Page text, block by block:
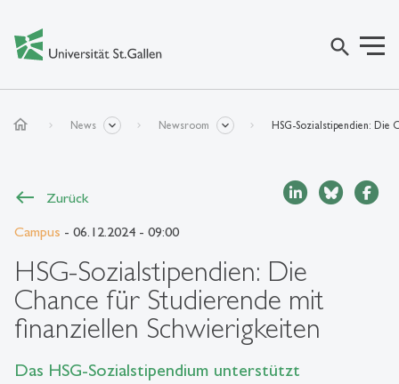
search
home News Newsroom HSG-Sozialstipendien: Die
Zurück
Campus - 06.12.2024 - 09:00
HSG-Sozialstipendien: Die
Chance für Studierende mit
finanziellen Schwierigkeiten
Das HSG-Sozialstipendium unterstützt